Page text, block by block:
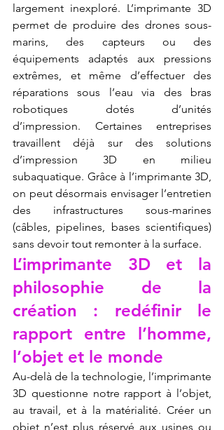
largement inexploré. L’imprimante 3D
permet de produire des drones sous-
marins, des capteurs ou des
équipements adaptés aux pressions
extrêmes, et même d’effectuer des
réparations sous l’eau via des bras
robotiques dotés d’unités
d’impression. Certaines entreprises
travaillent déjà sur des solutions
d’impression 3D en milieu
subaquatique. Grâce à l’imprimante 3D,
on peut désormais envisager l’entretien
des infrastructures sous-marines
(câbles, pipelines, bases scientifiques)
sans devoir tout remonter à la surface.
L’imprimante 3D et la
philosophie de la
création : redéfinir le
rapport entre l’homme,
l’objet et le monde
Au-delà de la technologie, l’imprimante
3D questionne notre rapport à l’objet,
au travail, et à la matérialité. Créer un
objet n’est plus réservé aux usines ou